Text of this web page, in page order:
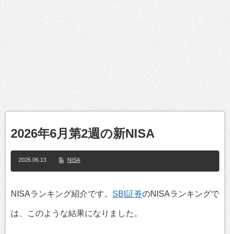
2026年6月第2週の新NISA
2026.06.13 NISA
NISAランキング紹介です。 SBI証券のNISAランキングで
は、このような結果になりました。